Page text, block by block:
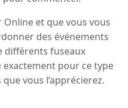
Online et que vous vous
des événements
différents fuseaux
pour ce type
vous l’apprécierez.